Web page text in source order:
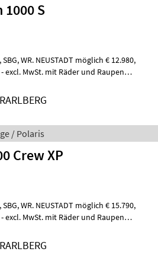
S
excl. MwSt. mit Räder und Raupen
/ Polaris
Crew XP
excl. MwSt. mit Räder und Raupen